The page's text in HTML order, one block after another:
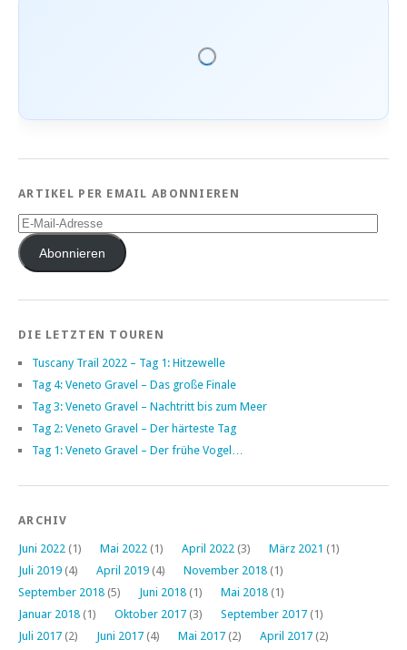
ARTIKEL PER EMAIL ABONNIEREN
E-
Mail-
AdresseAbonnieren
DIE LETZTEN TOUREN
Tuscany Trail 2022 – Tag 1: Hitzewelle
Tag 4: Veneto Gravel – Das große Finale
Tag 3: Veneto Gravel – Nachtritt bis zum Meer
Tag 2: Veneto Gravel – Der härteste Tag
Tag 1: Veneto Gravel – Der frühe Vogel…
ARCHIV
Juni 2022 (1) Mai 2022 (1) April 2022 (3) März 2021 (1)
Juli 2019 (4) April 2019 (4) November 2018 (1)
September 2018 (5) Juni 2018 (1) Mai 2018 (1)
Januar 2018 (1) Oktober 2017 (3) September 2017 (1)
Juli 2017 (2) Juni 2017 (4) Mai 2017 (2) April 2017 (2)